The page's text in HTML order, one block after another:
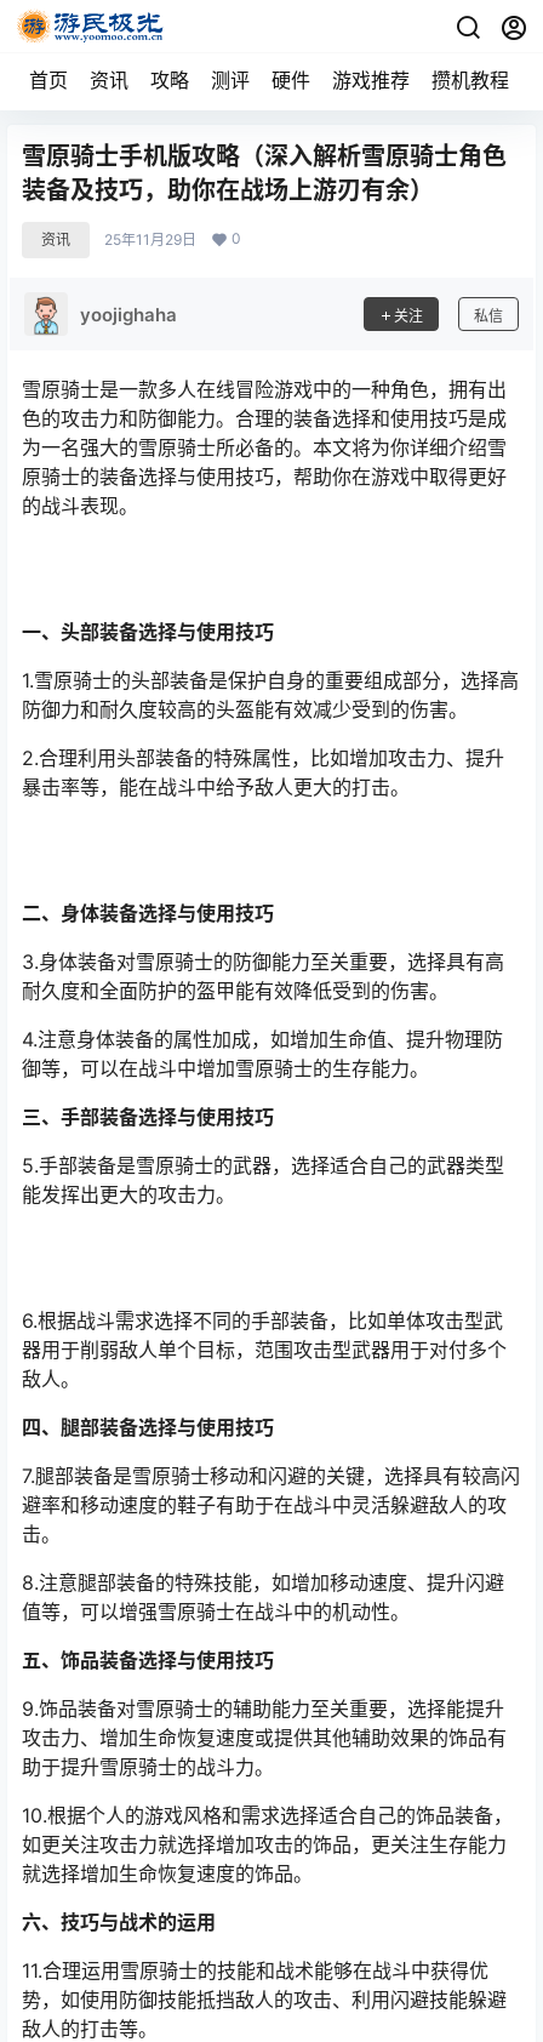
首页 资讯 攻略 测评 硬件 游戏推荐 攒机教程
雪原骑士手机版攻略（深入解析雪原骑士角色
装备及技巧，助你在战场上游刃有余）
资讯 25年11月29日 0
yoojighaha 关注 私信
雪原骑士是一款多人在线冒险游戏中的一种角色，拥有出
色的攻击力和防御能力。合理的装备选择和使用技巧是成
为一名强大的雪原骑士所必备的。本文将为你详细介绍雪
原骑士的装备选择与使用技巧，帮助你在游戏中取得更好
的战斗表现。
一、头部装备选择与使用技巧
1.雪原骑士的头部装备是保护自身的重要组成部分，选择高
防御力和耐久度较高的头盔能有效减少受到的伤害。
2.合理利用头部装备的特殊属性，比如增加攻击力、提升
暴击率等，能在战斗中给予敌人更大的打击。
二、身体装备选择与使用技巧
3.身体装备对雪原骑士的防御能力至关重要，选择具有高
耐久度和全面防护的盔甲能有效降低受到的伤害。
4.注意身体装备的属性加成，如增加生命值、提升物理防
御等，可以在战斗中增加雪原骑士的生存能力。
三、手部装备选择与使用技巧
5.手部装备是雪原骑士的武器，选择适合自己的武器类型
能发挥出更大的攻击力。
6.根据战斗需求选择不同的手部装备，比如单体攻击型武
器用于削弱敌人单个目标，范围攻击型武器用于对付多个
敌人。
四、腿部装备选择与使用技巧
7.腿部装备是雪原骑士移动和闪避的关键，选择具有较高闪
避率和移动速度的鞋子有助于在战斗中灵活躲避敌人的攻
击。
8.注意腿部装备的特殊技能，如增加移动速度、提升闪避
值等，可以增强雪原骑士在战斗中的机动性。
五、饰品装备选择与使用技巧
9.饰品装备对雪原骑士的辅助能力至关重要，选择能提升
攻击力、增加生命恢复速度或提供其他辅助效果的饰品有
助于提升雪原骑士的战斗力。
10.根据个人的游戏风格和需求选择适合自己的饰品装备，
如更关注攻击力就选择增加攻击的饰品，更关注生存能力
就选择增加生命恢复速度的饰品。
六、技巧与战术的运用
11.合理运用雪原骑士的技能和战术能够在战斗中获得优
势，如使用防御技能抵挡敌人的攻击、利用闪避技能躲避
敌人的打击等。